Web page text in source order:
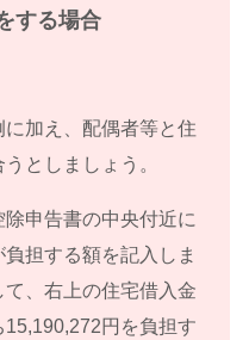
する場合
加え、配偶者等と住
としましょう。
申告書の中央付近に
担する額を記入しま
、右上の住宅借入金
円を負担す